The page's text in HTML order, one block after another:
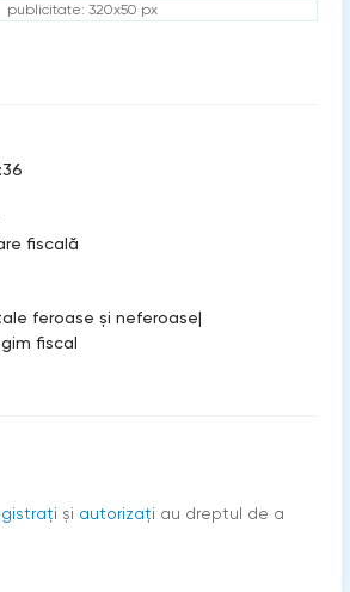
publicitate: 320x50 px
fiscală
feroase și neferoase|
fiscal
şi autorizați au dreptul de a